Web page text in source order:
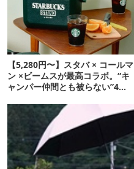
【5,280円〜】スタバ × コールマ
ン ×ビームスが最高コラボ。“キ
ャンパー仲間とも被らない”4ア